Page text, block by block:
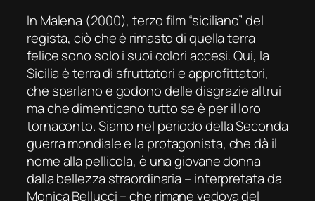
In Malena (2000),terzo film“siciliano” del
regista, ciò che è rimasto di quella terra
felice sono solo i suoicoloriaccesi. Qui, la
Sicilia è terra di sfruttatori e approfittatori,
che sparlano e godono delle disgrazie altrui
ma che dimenticanotutto se è per il loro
tornaconto.Siamo nel periodo della Seconda
guerra mondiale e la protagonista, che dà il
nome alla pellicola, è una giovane donna
dalla bellezza straordinaria – interpretatada
Monica Bellucci– che rimane vedova del